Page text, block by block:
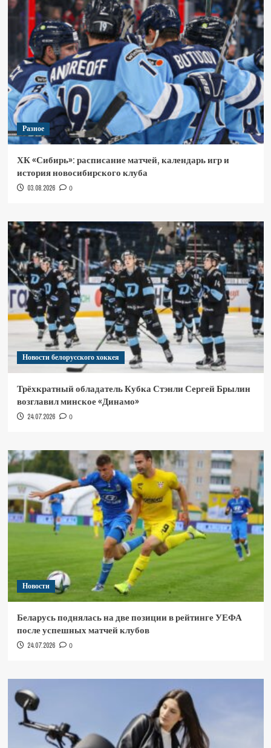
Разное
ХК «Сибирь»: расписание матчей, календарь игр и
история новосибирского клуба
03.08.2026 0
Новости белорусского хоккея
Трёхкратный обладатель Кубка Стэнли Сергей Брылин
возглавил минское «Динамо»
24.07.2026 0
Новости
Беларусь поднялась на две позиции в рейтинге УЕФА
после успешных матчей клубов
24.07.2026 0